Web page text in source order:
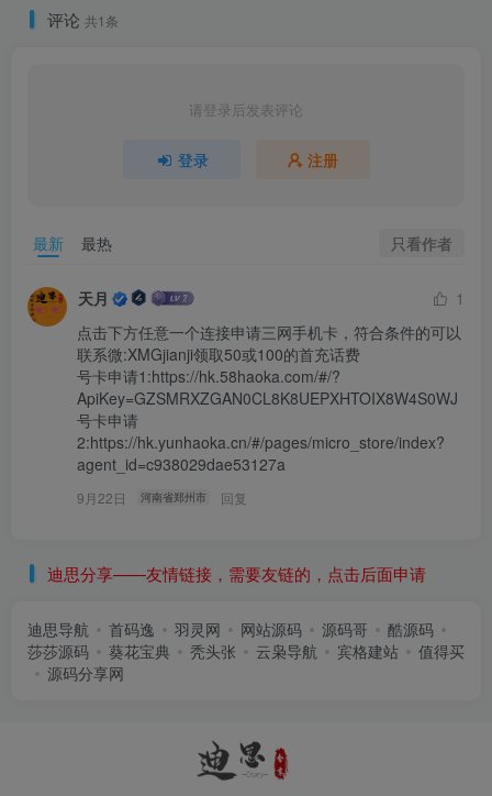
评论 共1条
请登录后发表评论
登录 注册
最新 最热 只看作者
天月
1
点击下方任意一个连接申请三网手机卡，符合条件的可以
联系微:XMGjianji领取50或100的首充话费
号卡申请1:https://hk.58haoka.com/#/?
ApiKey=GZSMRXZGAN0CL8K8UEPXHTOIX8W4S0WJ
​号卡申请
2:https://hk.yunhaoka.cn/#/pages/micro_store/index?
agent_id=c938029dae53127a ​
9月22日 河南省郑州市 回复
迪思分享——友情链接，需要友链的，点击后面申请
迪思导航 首码逸 羽灵网 网站源码 源码哥
酷源码
莎莎源码
葵花宝典 秃头张 云枭导航 宾格建站
值得买
源码分享网